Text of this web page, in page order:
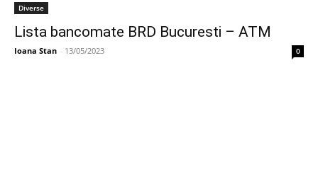
Diverse
Lista bancomate BRD Bucuresti – ATM
Ioana Stan - 13/05/2023 0